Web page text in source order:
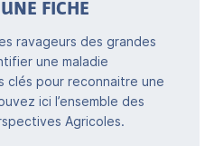
FICHE
ravageurs des grandes
une maladie
clés pour reconnaitre une
ici l’ensemble des
Agricoles.